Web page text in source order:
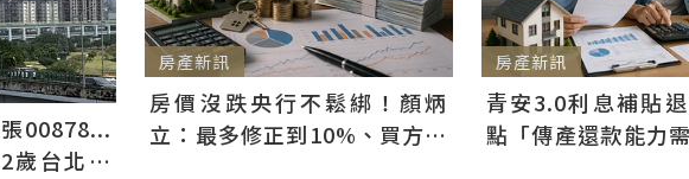
00878...
歲台北人
房產新訊
房價沒跌央行不鬆綁！顏炳
立：最多修正到10%、買方仍
房產新訊
青安3.0利息補貼
點「傳產還款能力